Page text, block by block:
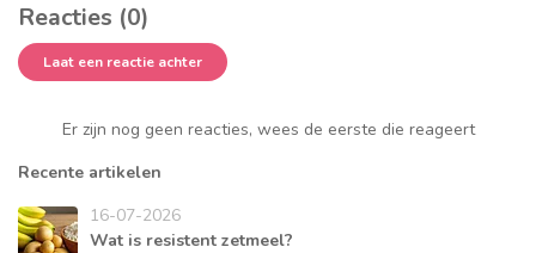
Reacties (0)
Laat een reactie achter
Er zijn nog geen reacties, wees de eerste die reageert
Recente artikelen
16-07-2026
Wat is resistent zetmeel?